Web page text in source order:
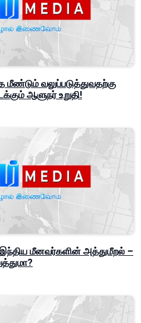
வலுப்படுத்துவதற்கு
ஆளுநர் உறுதி!
மீனவர்களின் அத்துமீறல் –